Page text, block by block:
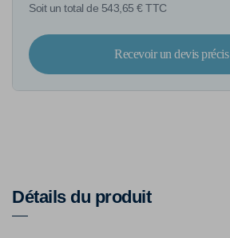
Soit un total de 543,65 € TTC
Recevoir un devis précis
Détails du produit